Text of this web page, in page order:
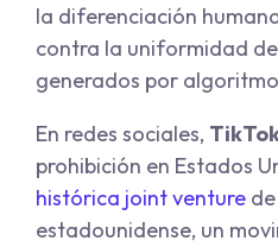
la diferenciación
contra la uniformidad
generados por
En redes sociales,
prohibición en Estados
histórica joint venture
estadounidense, un